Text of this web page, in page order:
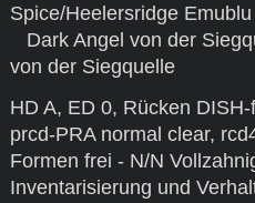
Spice/Heelersridge
Dark Angel von der
von der Siegquelle
HD A, ED 0, Rücken
prcd-PRA normal clear,
Formen frei - N/N
Inventarisierung und